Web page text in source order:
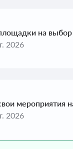
на выбор
2026
мероприятия
2026